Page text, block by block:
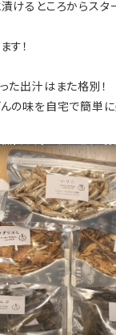
けるところからスタ
す！
た出汁はまた格別！
の味を自宅で簡単